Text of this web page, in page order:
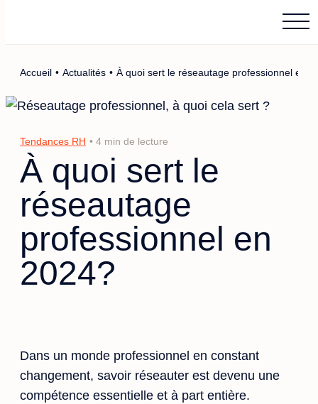
Menu
Accueil • Actualités • À quoi sert le réseautage professionnel en
Tendances RH • 4 min de lecture
À quoi sert le
réseautage
professionnel en
2024?
Dans un monde professionnel en constant
changement, savoir réseauter est devenu une
compétence essentielle et à part entière.